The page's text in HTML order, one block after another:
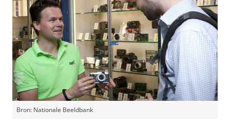
Bron: Nationale Beeldbank